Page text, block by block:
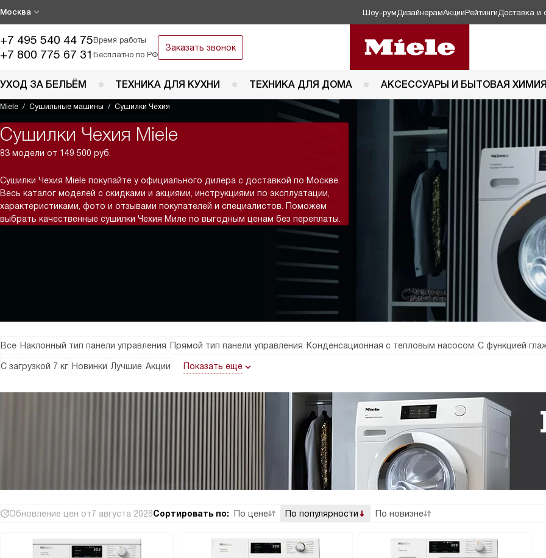
Москва Шоу-рум ДизайнерамАкцииРейтинги Доставка и
+7 495 540 44 75Время работы
+7 800 775 67 31 Бесплатно по РФ
Заказать звонок
УХОД ЗА БЕЛЬЁМ ТЕХНИКА ДЛЯ КУХНИ ТЕХНИКА ДЛЯ ДОМА АКСЕССУАРЫ И БЫТОВАЯ ХИМИЯ
Miele Сушильные машины Сушилки Чехия
Сушилки Чехия Miele
83 модели от 149 500 руб.
Сушилки Чехия Miele покупайте у официального дилера с доставкой по Москве.
Весь каталог моделей с скидками и акциями, инструкциями по эксплуатации,
характеристиками, фото и отзывами покупателей и специалистов. Поможем
выбрать качественные сушилки Чехия Миле по выгодным ценам без переплаты.
Все Наклонный тип панели управления Прямой тип панели управления Конденсационная с тепловым насосом С функцией
С загрузкой 7 кг Новинки Лучшие Акции Показать еще
Обновление цен от7 августа 2026Сортировать по: По цене По популярности По новизне